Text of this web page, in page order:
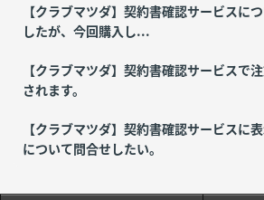
【クラブマツダ】契約書確認サービスに
したが、今回購入し...
【クラブマツダ】契約書確認サービスで
されます。
【クラブマツダ】契約書確認サービスに
について問合せしたい。